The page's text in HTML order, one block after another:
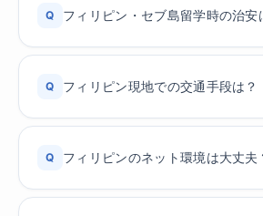
Q フィリピン・セブ島留学時の治安
Q フィリピン現地での交通手段は？
Q フィリピンのネット環境は大丈夫